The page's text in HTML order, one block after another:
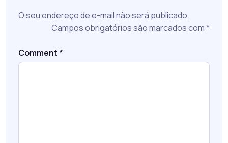
O seu endereço de e-mail não será publicado.
Campos obrigatórios são marcados com*
Comment *